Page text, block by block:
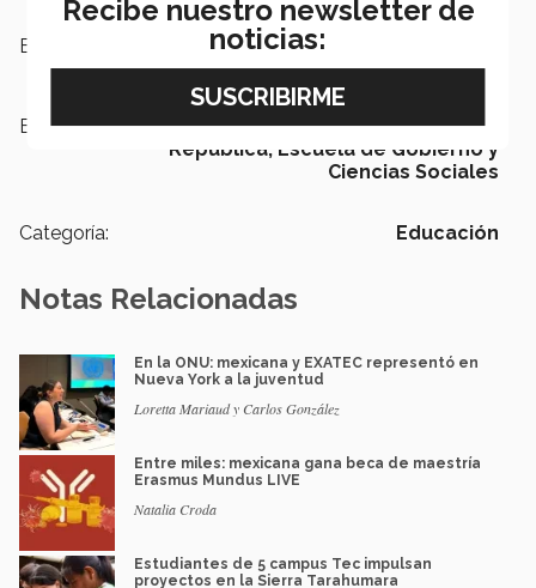
Escuelas: Ciencias Sociales y Gobierno
Etiquetas: Decide 2018, Senado de la
República, Escuela de Gobierno y
Ciencias Sociales
Categoría: Educación
Notas Relacionadas
En la ONU: mexicana y EXATEC representó en
Nueva York a la juventud
Loretta Mariaud y Carlos González
Entre miles: mexicana gana beca de maestría
Erasmus Mundus LIVE
Natalia Croda
Estudiantes de 5 campus Tec impulsan
proyectos en la Sierra Tarahumara
Recibe nuestro newsletter de
noticias: